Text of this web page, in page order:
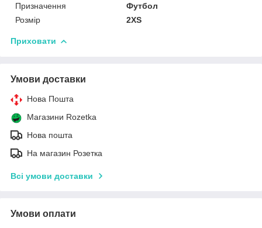
Призначення
Футбол
Розмір
2XS
Приховати
Умови доставки
Нова Пошта
Магазини Rozetka
Нова пошта
На магазин Розетка
Всі умови доставки
Умови оплати